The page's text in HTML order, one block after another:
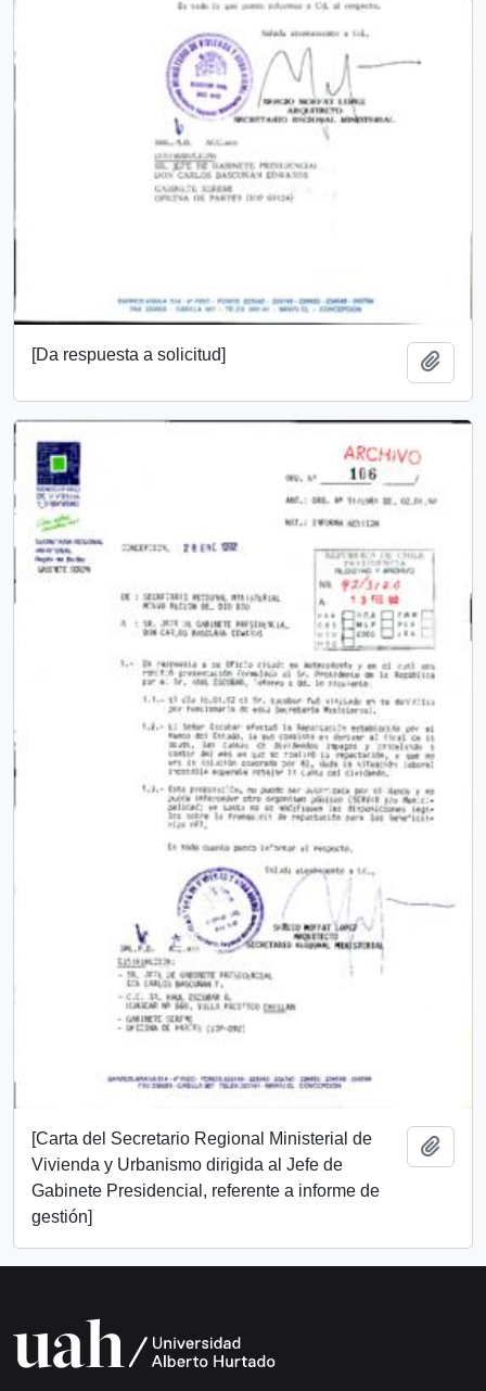
[Da respuesta a solicitud]
[Carta del Secretario Regional Ministerial de
Vivienda y Urbanismo dirigida al Jefe de
Gabinete Presidencial, referente a informe de
gestión]